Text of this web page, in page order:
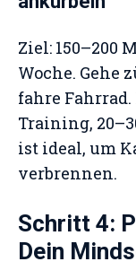
Ziel: 150–200
Woche. Gehe
fahre
Training,
ist ideal, um
verbrennen.
Schritt 4:
Dein